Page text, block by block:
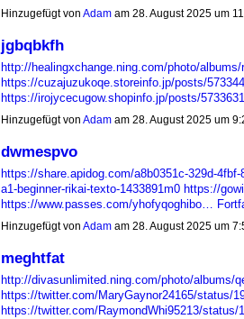
Hinzugefügt von Adamam 28. August 2025 um
jgbqbkfh
http://healingxchange.ning.com/photo/
https://cuzajuzukoqe.storeinfo.jp/posts/
https://irojycecugow.shopinfo.jp/posts/
Hinzugefügt von Adamam 28. August 2025 um
dwmespvo
https://share.apidog.com/a8b0351c-329d-
a1-beginner-rikai-texto-1433891m0 https://
https://www.passes.com/yhofyqoghibo…
Hinzugefügt von Adamam 28. August 2025 um
meghtfat
http://divasunlimited.ning.com/photo/albums/
https://twitter.com/MaryGaynor24165/status/
https://twitter.com/RaymondWhi95213/status/